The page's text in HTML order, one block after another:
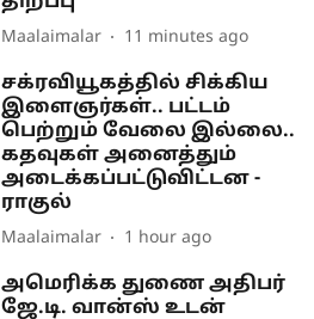
Maalaimalar 11 minutes ago
சக்ரவியூகத்தில் சிக்கிய
இளைஞர்கள்.. பட்டம்
பெற்றும் வேலை இல்லை..
கதவுகள் அனைத்தும்
அடைக்கப்பட்டுவிட்டன -
ராகுல்
Maalaimalar 1 hour ago
அமெரிக்க துணை அதிபர்
ஜே.டி. வான்ஸ் உடன்